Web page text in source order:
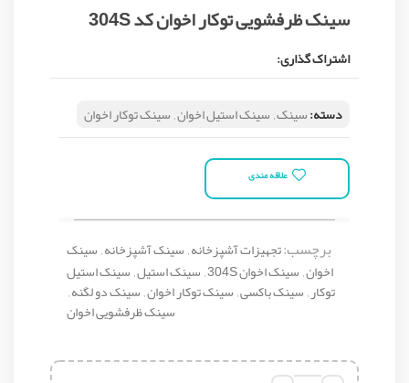
سینک ظرفشویی توکار اخوان کد 304S
اشتراک گذاری:
دسته:سینک,سینک استیل اخوان,سینک توکار اخوان
علاقه مندی
برچسب:تجهیزات آشپزخانه,سینک آشپزخانه,سینک
اخوان,سینک اخوان 304S ,سینک استیل,سینک استیل
توکار,سینک باکسی,سینک توکار اخوان,سینک دو لگنه,
سینک ظرفشویی اخوان